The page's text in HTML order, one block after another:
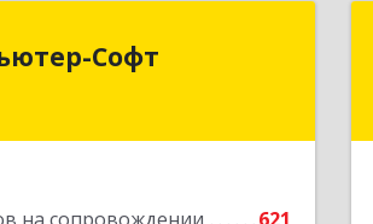
Софт
Компьютер-Софт
Тамбовская обл, Тамбов г,